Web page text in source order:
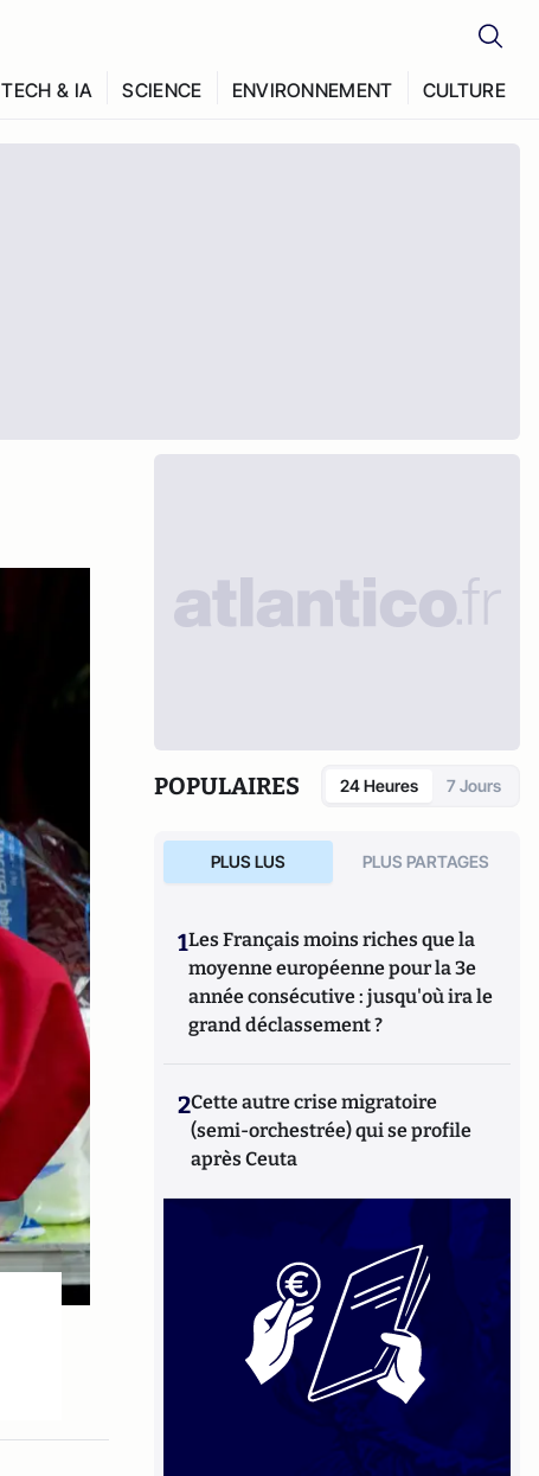
TECH & IA SCIENCE ENVIRONNEMENT CULTURE
POPULAIRES 24 Heures 7 Jours
PLUS LUS PLUS PARTAGES
1Les Français moins riches que la
moyenne européenne pour la 3e
année consécutive : jusqu'où ira le
grand déclassement ?
2Cette autre crise migratoire
(semi-orchestrée) qui se profile
après Ceuta